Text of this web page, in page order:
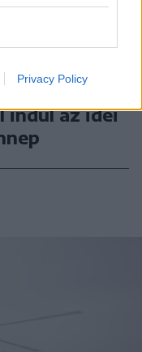
Privacy Policy
indul az idei